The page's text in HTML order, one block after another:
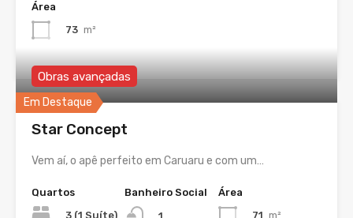
Área
73 m²
Em Destaque
Obras avançadas
Star Concept
Vem aí, o apê perfeito em Caruaru e com um…
Quartos
3 (1 Suíte)
Banheiro Social
Área
71 m²